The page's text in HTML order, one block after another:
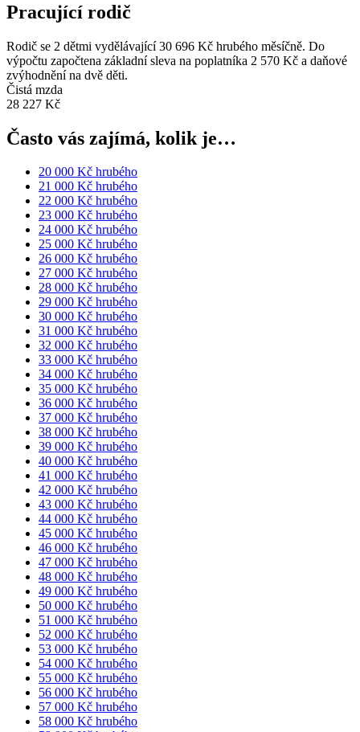
Pracující rodič
Rodič se 2 dětmi vydělávající 30 696 Kč hrubého měsíčně. Do
výpočtu započtena základní sleva na poplatníka 2 570 Kč a daňové
zvýhodnění na dvě děti.
Čistá mzda
28 227 Kč
Často vás zajímá, kolik je…
20 000 Kč hrubého
21 000 Kč hrubého
22 000 Kč hrubého
23 000 Kč hrubého
24 000 Kč hrubého
25 000 Kč hrubého
26 000 Kč hrubého
27 000 Kč hrubého
28 000 Kč hrubého
29 000 Kč hrubého
30 000 Kč hrubého
31 000 Kč hrubého
32 000 Kč hrubého
33 000 Kč hrubého
34 000 Kč hrubého
35 000 Kč hrubého
36 000 Kč hrubého
37 000 Kč hrubého
38 000 Kč hrubého
39 000 Kč hrubého
40 000 Kč hrubého
41 000 Kč hrubého
42 000 Kč hrubého
43 000 Kč hrubého
44 000 Kč hrubého
45 000 Kč hrubého
46 000 Kč hrubého
47 000 Kč hrubého
48 000 Kč hrubého
49 000 Kč hrubého
50 000 Kč hrubého
51 000 Kč hrubého
52 000 Kč hrubého
53 000 Kč hrubého
54 000 Kč hrubého
55 000 Kč hrubého
56 000 Kč hrubého
57 000 Kč hrubého
58 000 Kč hrubého